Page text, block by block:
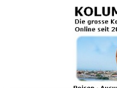
Kolumbienforum -
grosse Forum der
Freunde
Reisen, Auswandern, Kultur, Politik,
Austausch, Erfahrungen und